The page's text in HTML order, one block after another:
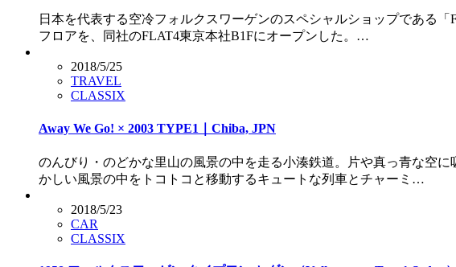
日本を代表する空冷フォルクスワーゲンのスペシャルショップである
フロアを、同社のFLAT4東京本社B1Fにオープンした。…
2018/5/25
TRAVEL
CLASSIX
Away We Go! × 2003 TYPE1｜Chiba, JPN
のんびり・のどかな里山の風景の中を走る小湊鉄道。片や真っ青な空
かしい風景の中をトコトコと移動するキュートな列車とチャーミ…
2018/5/23
CAR
CLASSIX